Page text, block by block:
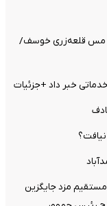
مس قلعه‌زری خوسف/
خبر داد +جزئیات
مزد جایگزین